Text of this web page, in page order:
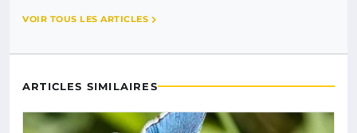
VOIR TOUS LES ARTICLES
ARTICLES SIMILAIRES